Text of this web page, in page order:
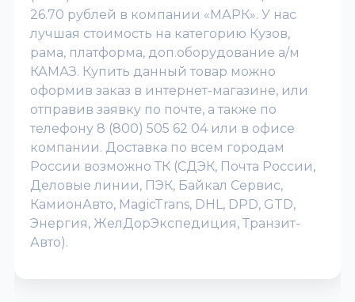
26.70 рублей в компании «МАРК». У нас
лучшая стоимость на категорию Кузов,
рама, платформа, доп.оборудование а/м
КАМАЗ. Купить данный товар можно
оформив заказ в интернет-магазине, или
отправив заявку по почте, а также по
телефону 8 (800) 505 62 04 или в офисе
компании. Доставка по всем городам
России возможно ТК (СДЭК, Почта России,
Деловые линии, ПЭК, Байкал Сервис,
КамионАвто, MagicTrans, DHL, DPD, GTD,
Энергия, ЖелДорЭкспедиция, Транзит-
Авто).